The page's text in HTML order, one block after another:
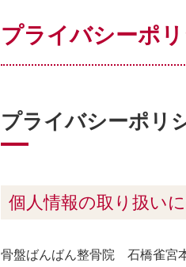
プライバシーポ
プライバシーポリ
個人情報の取り扱い
骨盤ばんばん整骨院 石橋雀宮